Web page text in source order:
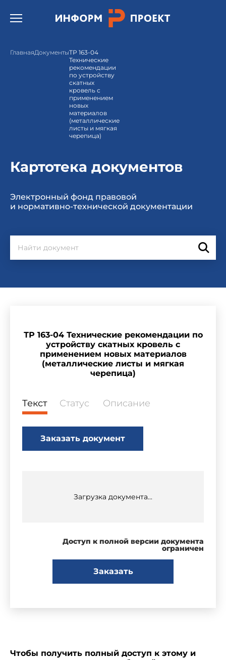
Открыть бургер меню.
ГлавнаяДокументыТР 163-04
Технические
рекомендации
по устройству
скатных
кровель с
применением
новых
материалов
(металлические
листы и мягкая
черепица)
Картотека документов
Электронный фонд правовой
и нормативно-технической документации
ТР 163-04 Технические рекомендации по
устройству скатных кровель с
применением новых материалов
(металлические листы и мягкая
черепица)
Текст Статус Описание
Заказать документ
Загрузка документа...
Доступ к полной версии документа
ограничен
Заказать
Чтобы получить полный доступ к этому и